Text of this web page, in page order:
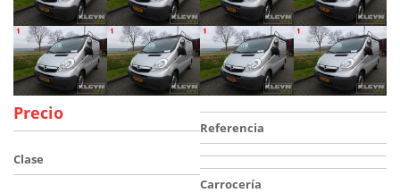
Precio
Referencia
Clase
Carrocería